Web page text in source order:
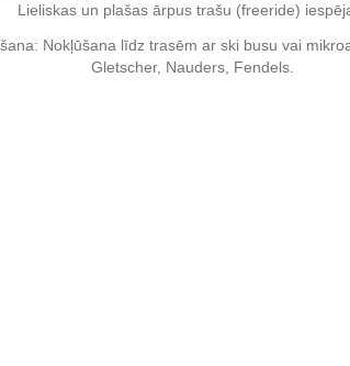
Lieliskas un plašas ārpus trašu (freeride)
Nokļūšana līdz trasēm ar ski busu vai
Gletscher, Nauders, Fendels.